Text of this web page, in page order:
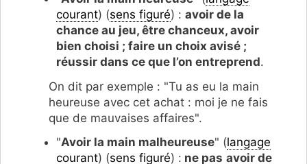
courant) (sens figuré) : avoir de la
chance au jeu, être chanceux, avoir
bien choisi ; faire un choix avisé ;
réussir dans ce que l’on entreprend.
On dit par exemple : "Tu as eu la main
heureuse avec cet achat : moi je ne fais
que de mauvaises affaires".
"Avoir la main malheureuse" (langage
courant) (sens figuré) : ne pas avoir de